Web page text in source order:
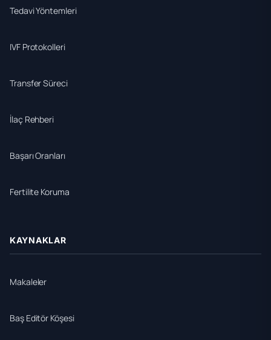
Tedavi Yöntemleri
IVF Protokolleri
Transfer Süreci
İlaç Rehberi
Başarı Oranları
Fertilite Koruma
KAYNAKLAR
Makaleler
Baş Editör Köşesi